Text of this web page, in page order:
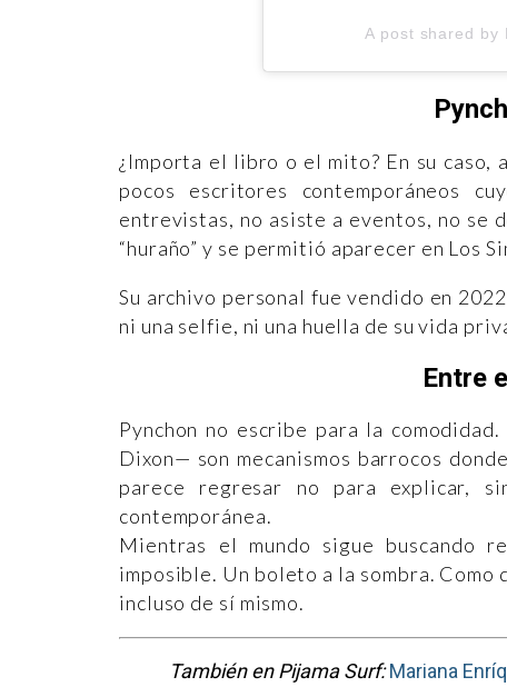
A post shared by
¿Importa el libro o el mito? En su caso,
pocos escritores contemporáneos
entrevistas, no asiste a eventos, no se
“huraño” y se permitió aparecer en Los
Su archivo personal fue vendido en
ni una selfie, ni una huella de su vida
Entre
Pynchon no escribe para la
Dixon— son mecanismos barrocos
parece regresar no para explicar,
contemporánea.
Mientras el mundo sigue buscando
imposible. Un boleto a la sombra.
incluso de sí mismo.
También en Pijama Surf:Mariana